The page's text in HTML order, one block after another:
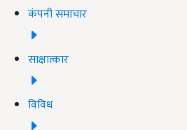
कंपनी समाचार
साक्षात्कार
विविध